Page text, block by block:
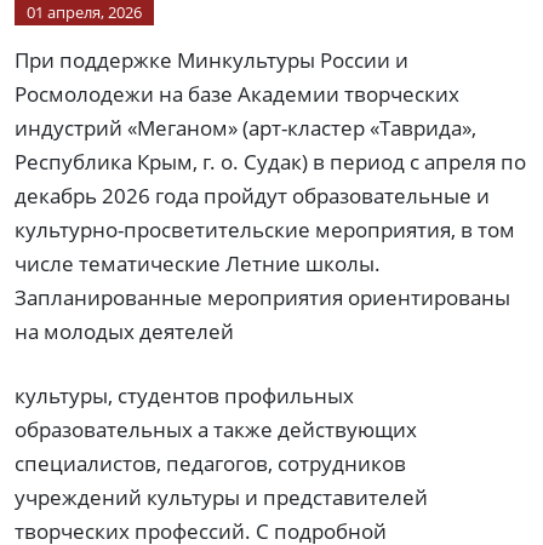
01 апреля, 2026
При поддержке Минкультуры России и
Росмолодежи на базе Академии творческих
индустрий «Меганом» (арт-кластер «Таврида»,
Республика Крым, г. о. Судак) в период с апреля по
декабрь 2026 года пройдут образовательные и
культурно-просветительские мероприятия, в том
числе тематические Летние школы.
Запланированные мероприятия ориентированы
на молодых деятелей
культуры, студентов профильных
образовательных а также действующих
специалистов, педагогов, сотрудников
учреждений культуры и представителей
творческих профессий. С подробной